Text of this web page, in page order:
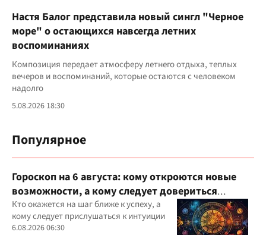
Настя Балог представила новый сингл "Черное
море" о остающихся навсегда летних
воспоминаниях
Композиция передает атмосферу летнего отдыха, теплых
вечеров и воспоминаний, которые остаются с человеком
надолго
5.08.2026 18:30
Популярное
Гороскоп на 6 августа: кому откроются новые
возможности, а кому следует довериться
интуиции
Кто окажется на шаг ближе к успеху, а
кому следует прислушаться к интуиции
6.08.2026 06:30